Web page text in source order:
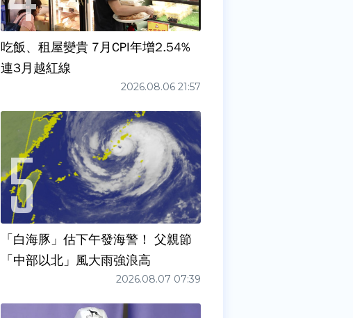
吃飯、租屋變貴 7月CPI年增2.54%
連3月越紅線
2026.08.06 21:57
「白海豚」估下午發海警！ 父親節
「中部以北」風大雨強浪高
2026.08.07 07:39